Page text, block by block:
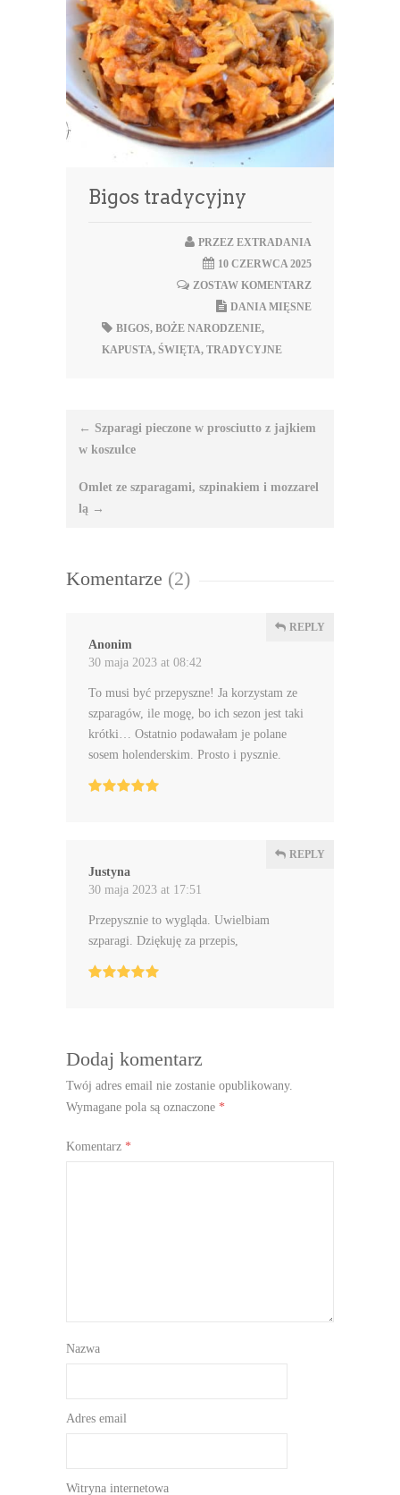
Bigos tradycyjny
PRZEZ EXTRADANIA
10 CZERWCA 2025
ZOSTAW KOMENTARZ
DANIA MIĘSNE
BIGOS, BOŻE NARODZENIE,
KAPUSTA, ŚWIĘTA, TRADYCYJNE
Nawigacja
wpisu
← Szparagi pieczone w prosciutto z jajkiem
w koszulce
Omlet ze szparagami, szpinakiem i mozzarel
lą →
Komentarze (2)
Anonim
30 maja 2023 at 08:42
REPLY
To musi być przepyszne! Ja korzystam ze
szparagów, ile mogę, bo ich sezon jest taki
krótki… Ostatnio podawałam je polane
sosem holenderskim. Prosto i pysznie.
Justyna
30 maja 2023 at 17:51
REPLY
Przepysznie to wygląda. Uwielbiam
szparagi. Dziękuję za przepis,
Dodaj komentarz
Twój adres email nie zostanie opublikowany.
Wymagane pola są oznaczone *
Komentarz *
Nazwa
Adres email
Witryna internetowa